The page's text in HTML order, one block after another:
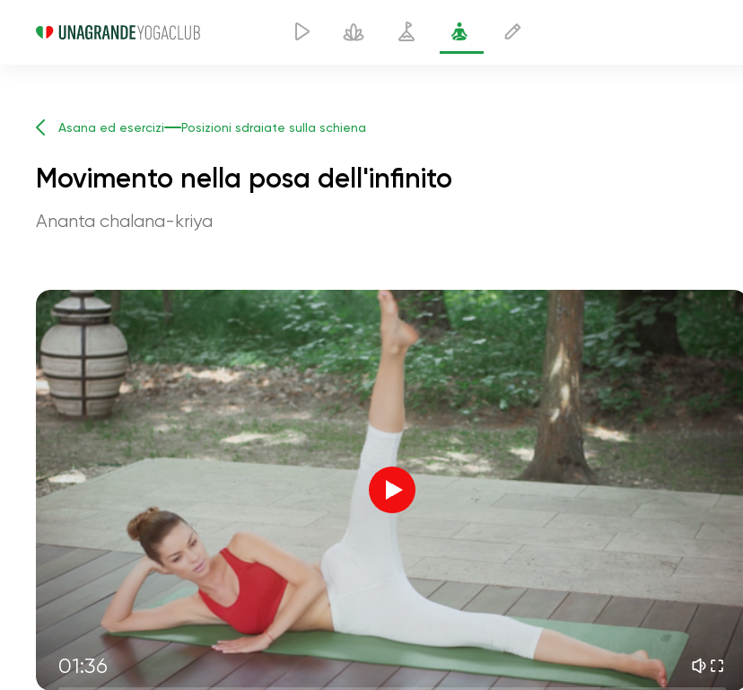
Asana ed esercizi Posizioni sdraiate sulla schiena
Movimento nella posa dell'infinito
Ananta chalana-kriya
01:36
volo dell'anima
pace interiore
sogni mattutini
freschezza della foresta 05:00
silenzio di montagna
brezza marina
la voce del vento 02:00
foresta di primavera 02:00